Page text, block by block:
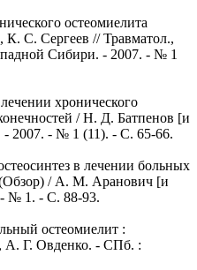
остеомиелита
С. Сергеев // Травматол.,
Сибири. - 2007. - № 1
хронического
/ Н. Д. Батпенов [и
- 2007. - № 1 (11). - C. 65-66.
в лечении больных
/ А. М. Аранович [и
- № 1. - С. 88-93.
остеомиелит :
Г. Овденко. - СПб. :